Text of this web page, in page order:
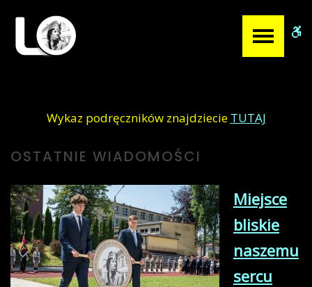
Liceum
Ogólnokształcące
Wykaz podręczników znajdziecie TUTAJ
OSTATNIE WIADOMOŚCI
Miejsce
bliskie
naszemu
sercu